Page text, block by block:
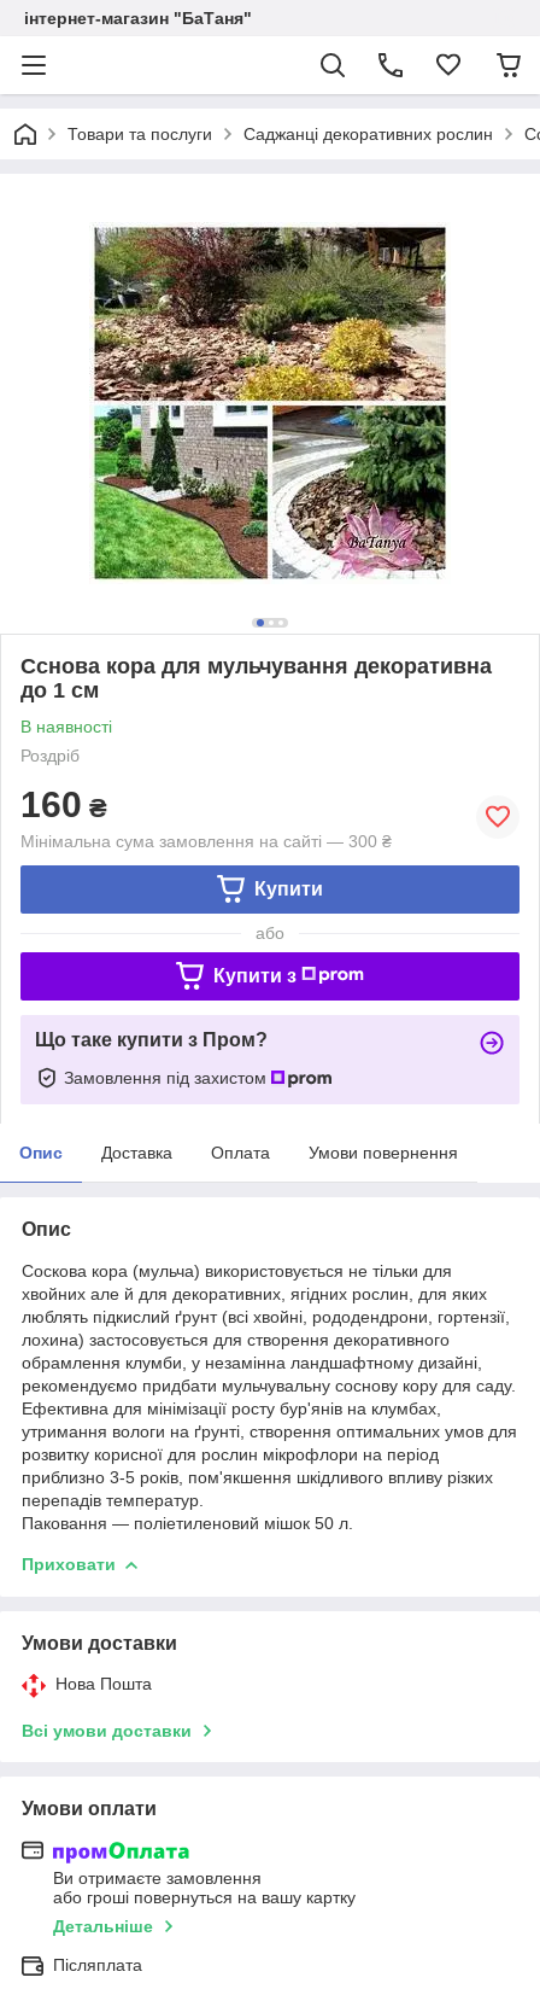
інтернет-магазин "БаТаня"
Товари та послуги Саджанці декоративних рослин
Сснова кора для мульчування декоративна
до 1 см
В наявності
Роздріб
160 ₴
Мінімальна сума замовлення на сайті — 300 ₴
Купити
або
Купити з
Що таке купити з Пром?
Замовлення під захистом
Опис Доставка Оплата Умови повернення
Опис
Соскова кора (мульча) використовується не тільки для
хвойних але й для декоративних, ягідних рослин, для яких
люблять підкислий ґрунт (всі хвойні, рододендрони, гортензії,
лохина) застосовується для створення декоративного
обрамлення клумби, у незамінна ландшафтному дизайні,
рекомендуємо придбати мульчувальну соснову кору для саду.
Ефективна для мінімізації росту бур'янів на клумбах,
утримання вологи на ґрунті, створення оптимальних умов для
розвитку корисної для рослин мікрофлори на період
приблизно 3-5 років, пом'якшення шкідливого впливу різких
перепадів температур.
Паковання — поліетиленовий мішок 50 л.
Приховати
Умови доставки
Нова Пошта
Всі умови доставки
Умови оплати
Ви отримаєте замовлення
або гроші повернуться на вашу картку
Детальніше
Післяплата